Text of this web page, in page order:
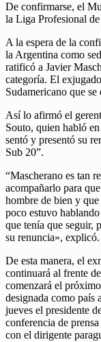
De confirmarse, el
la Liga Profesional
A la espera de la
la Argentina como
ratificó a Javier
categoría. El
Sudamericano que
Así lo afirmó el
Souto, quien habló
sentó y presentó su
Sub 20”.
“Mascherano es tan
acompañarlo para
hombre de bien y
poco estuvo
que tenía que seguir,
su renuncia», explicó.
De esta manera, el
continuará al frente
comenzará el
designada como país
jueves el presidente
conferencia de
con el dirigente